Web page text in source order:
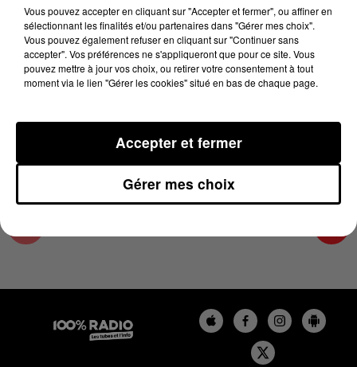
16 juin 2025 - 3 min 14 sec
LA VOYANCE EN DIRECT SUR 100% DU
16/06/2025
Chronique Voyance en direct du 10 13 du 16/06/2025
Vous pouvez accepter en cliquant sur "Accepter et fermer", ou affiner en
sélectionnant les finalités et/ou partenaires dans "Gérer mes choix".
Vous pouvez également refuser en cliquant sur "Continuer sans
accepter". Vos préférences ne s'appliqueront que pour ce site. Vous
pouvez mettre à jour vos choix, ou retirer votre consentement à tout
moment via le lien "Gérer les cookies" situé en bas de chaque page.
Gérer mes choix
Accepter et fermer